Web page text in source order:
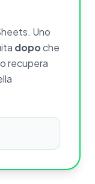
Uno
dopoche
recupera